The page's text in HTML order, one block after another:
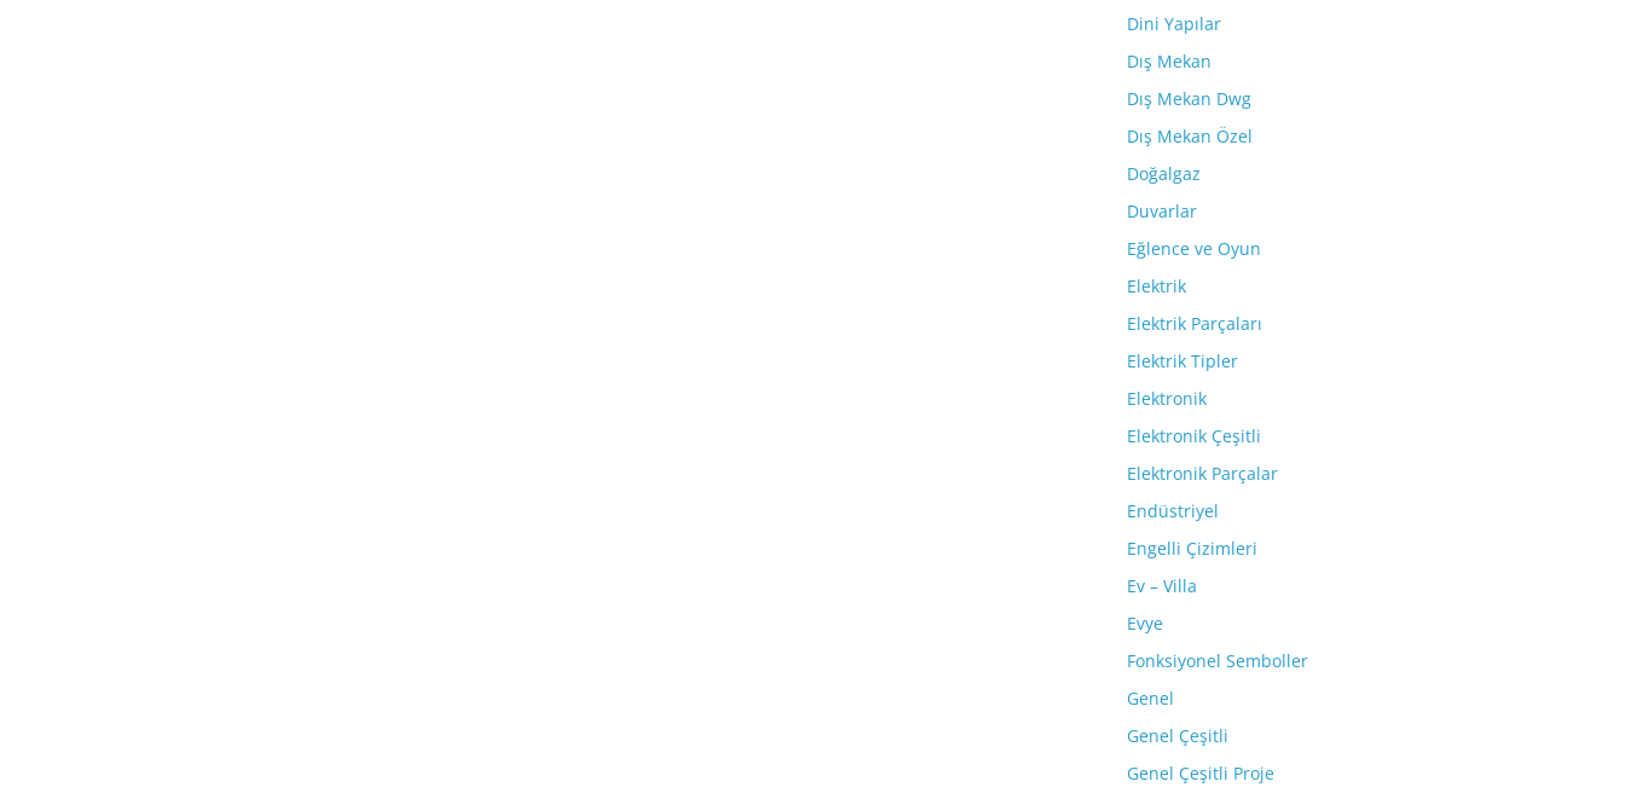
Dini Yapılar
Dış Mekan
Dış Mekan Dwg
Dış Mekan Özel
Doğalgaz
Duvarlar
Eğlence ve Oyun
Elektrik
Elektrik Parçaları
Elektrik Tipler
Elektronik
Elektronik Çeşitli
Elektronik Parçalar
Endüstriyel
Engelli Çizimleri
Ev – Villa
Evye
Fonksiyonel Semboller
Genel
Genel Çeşitli
Genel Çeşitli Proje